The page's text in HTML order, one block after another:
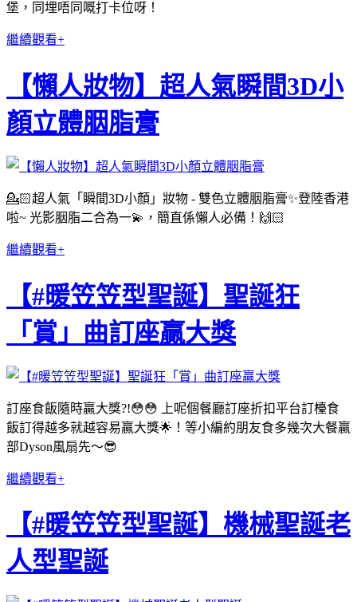
堡，同埋唔同嘅打卡位呀！
繼續觀看+
【懶人妝物】超人氣瞬間3D小
顏立體胭脂膏
💁🏻超人氣「瞬間3D小顏」妝物 - 雙色立體胭脂膏✨登陸香港
啦~ 光影胭脂二合為一💫，簡直係懶人必備！🙌🏻
繼續觀看+
【#暖笠笠型聖誕】聖誕狂
「賞」曲訂座贏大獎
訂座食飯隨時贏大獎?!😳😳 上呢個餐廳訂座折扣平台訂檯食
飯訂得越多就越容易贏大獎🌟！等小編約朋友食多幾次大餐贏
部Dyson風扇先～😎
繼續觀看+
【#暖笠笠型聖誕】機械聖誕老
人型聖誕